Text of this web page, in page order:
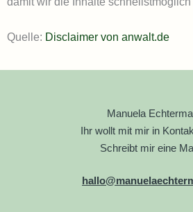
Quelle: Disclaimer von anwalt.de
Manuela
Ihr wollt mit mir in
Schreibt mir eine